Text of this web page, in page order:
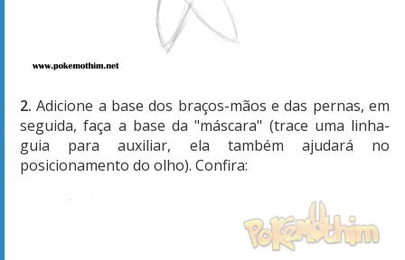
2.Adicione a base dos braços-mãos e das pernas, em
seguida, faça a base da "máscara" (trace uma linha-
guia para auxiliar, ela também ajudará no
posicionamento do olho). Confira: